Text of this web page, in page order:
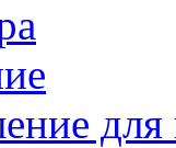
для